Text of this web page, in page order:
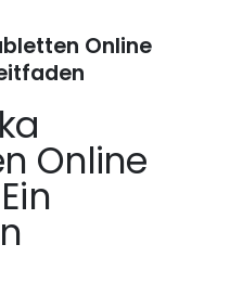
Online
Online